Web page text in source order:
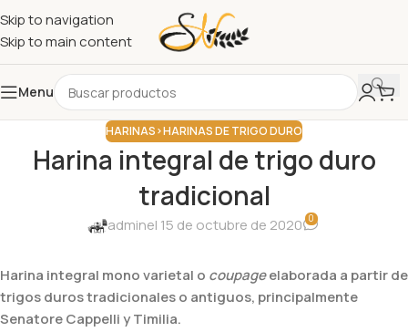
Skip to navigation
Skip to main content
Menu
HARINAS>HARINAS DE TRIGO DURO
Harina integral de trigo duro
tradicional
adminel 15 de octubre de 2020 0
Harina integral mono varietal o coupageelaborada a partir de
trigos duros tradicionales o antiguos, principalmente
Senatore Cappelli y Timilia.